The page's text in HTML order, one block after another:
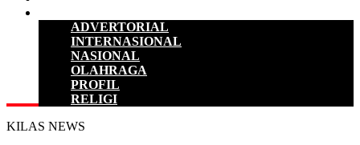
ADVERTORIAL
INTERNASIONAL
NASIONAL
OLAHRAGA
PROFIL
RELIGI
KILAS NEWS